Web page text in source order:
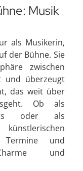
Musik
als Musikerin,
der Bühne. Sie
zwischen
und überzeugt
das weit über
Ob als
oder als
und
und